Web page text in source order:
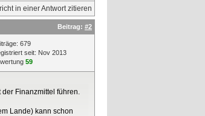
Beitrag: #2
679
seit: Nov 2013
59
Finanzmittel führen.
Lande) kann schon